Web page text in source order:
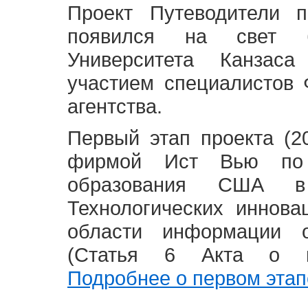
Проект Путеводители
появился на свет
Университета
участием специалистов
агентства.
Первый этап проекта
фирмой Ист Вью по
образования США
Технологических
области информации
(Статья 6 Акта о
Подробнее о первом